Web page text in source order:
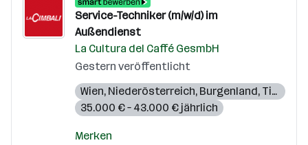
Service-Techniker (m/w/d) im
Außendienst
La Cultura del Caffé GesmbH
Gestern veröffentlicht
Wien, Niederösterreich, Burgenland, Tirol
35.000 € – 43.000 € jährlich
Merken